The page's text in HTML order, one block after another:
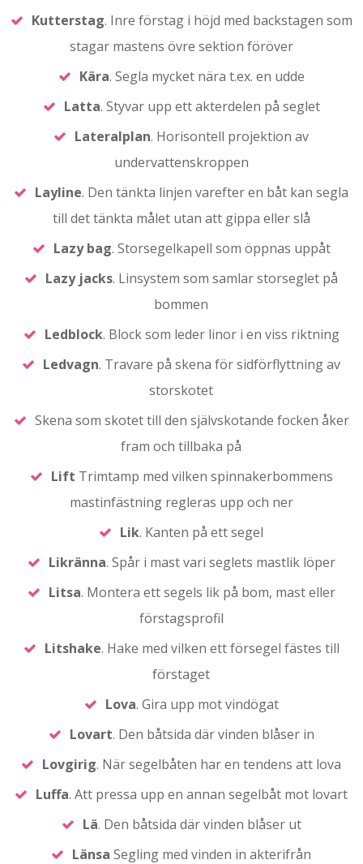
Kutterstag. Inre förstag i höjd med backstagen som
stagar mastens övre sektion föröver
Kära. Segla mycket nära t.ex. en udde
Latta. Styvar upp ett akterdelen på seglet
Lateralplan. Horisontell projektion av
undervattenskroppen
Layline. Den tänkta linjen varefter en båt kan segla
till det tänkta målet utan att gippa eller slå
Lazy bag. Storsegelkapell som öppnas uppåt
Lazy jacks. Linsystem som samlar storseglet på
bommen
Ledblock. Block som leder linor i en viss riktning
Ledvagn. Travare på skena för sidförflyttning av
storskotet
Skena som skotet till den självskotande focken åker
fram och tillbaka på
Lift Trimtamp med vilken spinnakerbommens
mastinfästning regleras upp och ner
Lik. Kanten på ett segel
Likränna. Spår i mast vari seglets mastlik löper
Litsa. Montera ett segels lik på bom, mast eller
förstagsprofil
Litshake. Hake med vilken ett försegel fästes till
förstaget
Lova. Gira upp mot vindögat
Lovart. Den båtsida där vinden blåser in
Lovgirig. När segelbåten har en tendens att lova
Luffa. Att pressa upp en annan segelbåt mot lovart
Lä. Den båtsida där vinden blåser ut
Länsa Segling med vinden in akterifrån